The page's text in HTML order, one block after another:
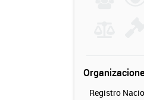
Registro